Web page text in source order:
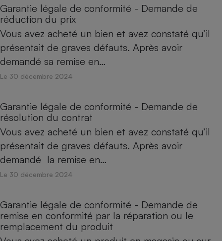
Garantie légale de conformité - Demande de
réduction du prix
Vous avez acheté un bien et avez constaté qu’il
présentait de graves défauts. Après avoir
demandé sa remise en…
Le 30 décembre 2024
Garantie légale de conformité - Demande de
résolution du contrat
Vous avez acheté un bien et avez constaté qu’il
présentait de graves défauts. Après avoir
demandé la remise en…
Le 30 décembre 2024
Garantie légale de conformité - Demande de
remise en conformité par la réparation ou le
remplacement du produit